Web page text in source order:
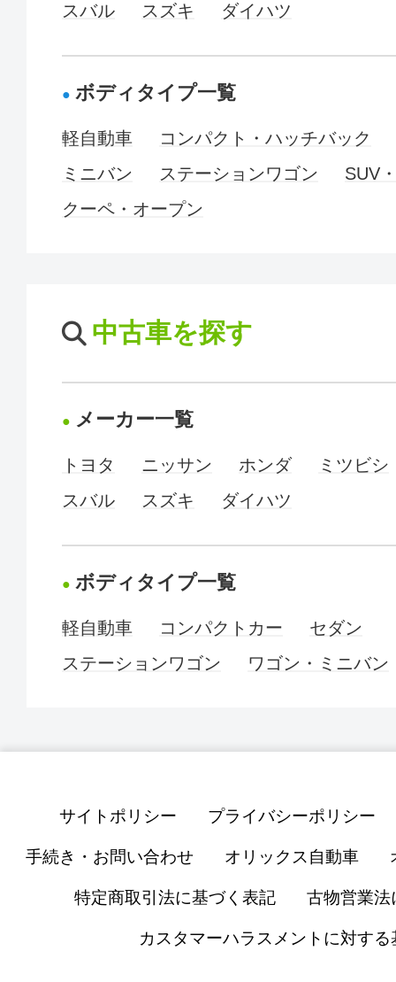
スバル
スズキ ダイハツ
ボディタイプ一覧
軽自動車
コンパクト・ハッチバック
ミニバン
ステーションワゴン
SUV
クーペ・オープン
中古車を探す
メーカー一覧
トヨタ ニッサン ホンダ
ミツビシ
スバル
スズキ ダイハツ
ボディタイプ一覧
軽自動車 コンパクトカー
セダン
ステーションワゴン
ワゴン・ミニバン
サイトポリシー プライバシーポリシー
手続き・お問い合わせ オリックス自動車
特定商取引法に基づく表記 古物営業法
カスタマーハラスメントに対する